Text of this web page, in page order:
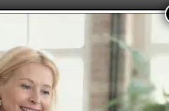
3 4 5 6 ... 10